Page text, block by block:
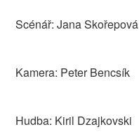
Scénář: Jana Skořepová
Kamera: Peter Bencsík
Hudba: Kiril Dzajkovski